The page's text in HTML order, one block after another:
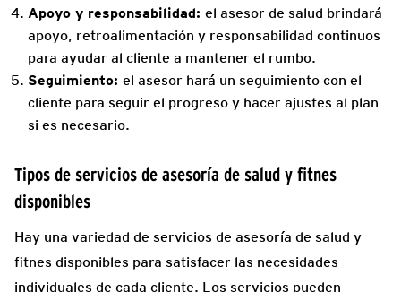
Apoyo y responsabilidad: el asesor de salud brindará
apoyo, retroalimentación y responsabilidad continuos
para ayudar al cliente a mantener el rumbo.
Seguimiento: el asesor hará un seguimiento con el
cliente para seguir el progreso y hacer ajustes al plan
si es necesario.
Tipos de servicios de asesoría de salud y fitnes
disponibles
Hay una variedad de servicios de asesoría de salud y
fitnes disponibles para satisfacer las necesidades
individuales de cada cliente. Los servicios pueden